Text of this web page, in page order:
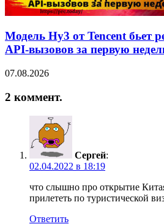
Модель Hy3 от Tencent бьет
API-вызовов за первую
07.08.2026
2 коммент.
Сергей:
02.04.2022 в 18:19
что слышно про открытие
прилететь по туристической
Ответить